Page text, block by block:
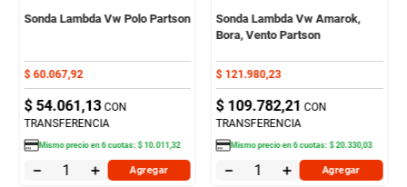
Sonda Lambda Vw Polo Partson
$ 60.067,92
$ 54.061,13 CON
TRANSFERENCIA
Mismo precio en6cuotas:$ 10.011 ,32
＋
－ Agregar
Sonda Lambda Vw Amarok,
Bora, Vento Partson
$ 121 .980,23
$ 109.782,21 CON
TRANSFERENCIA
Mismo precio en6cuotas:$ 20.330,03
＋
－ Agregar